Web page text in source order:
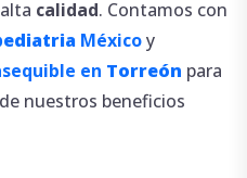
calidad. Contamos con
Méxicoy
en Torreón para
nuestros beneficios